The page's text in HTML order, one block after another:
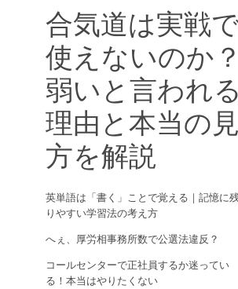
合気道は実戦
使えないのか？
弱いと言われる
理由と本当の見
方を解説
英単語は「書く」ことで覚える｜記憶に
りやすい学習法の考え方
へぇ、厚労相事務所数で公選法違反？
コールセンターで正社員するか迷ってい
る！本当はやりたくない